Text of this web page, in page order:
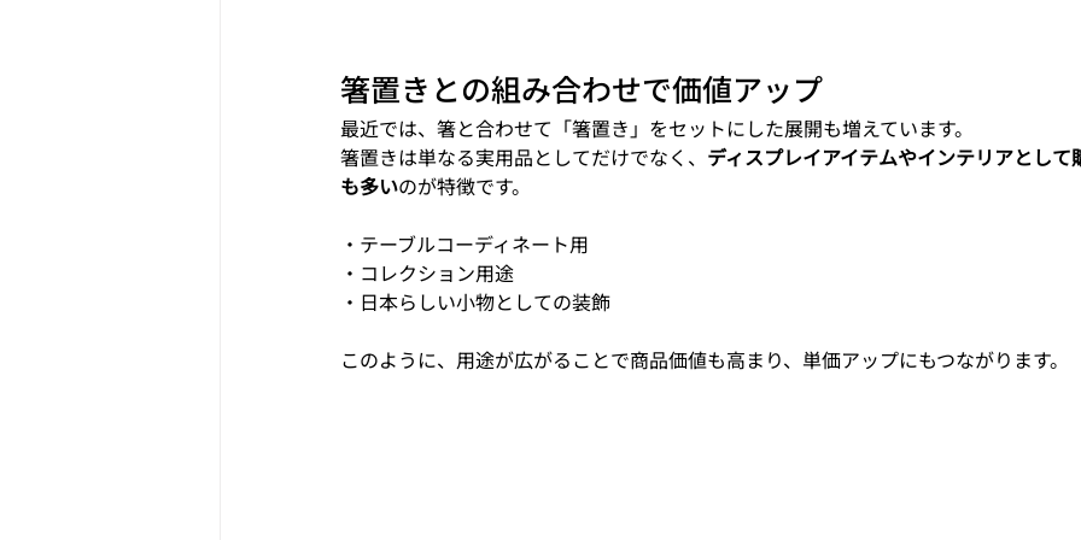
箸置きとの組み合わせで価値アップ
最近では、箸と合わせて「箸置き」をセットにした展開も増えています。
箸置きは単なる実用品としてだけでなく、 ディスプレイアイテムやインテリアとして
も多いのが特徴です。
・テーブルコーディネート用
・コレクション用途
・日本らしい小物としての装飾
このように、用途が広がることで商品価値も高まり、単価アップにもつながります。